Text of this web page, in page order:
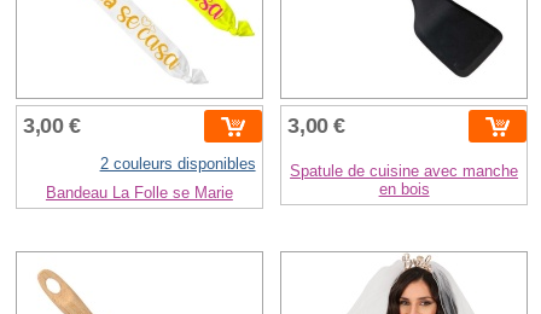
3,00 €
2 couleurs disponibles
Bandeau La Folle se Marie
3,00 €
Spatule de cuisine avec manche
en bois